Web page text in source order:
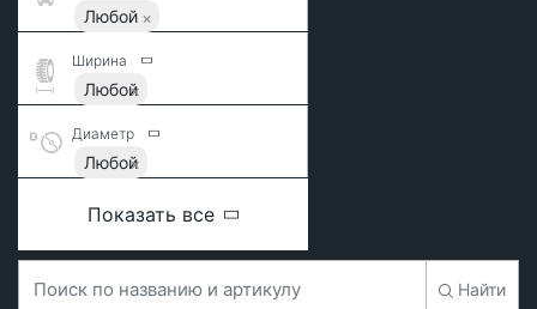
Любой
Ширина
Любой
Диаметр
Любой
Показать все
Найти